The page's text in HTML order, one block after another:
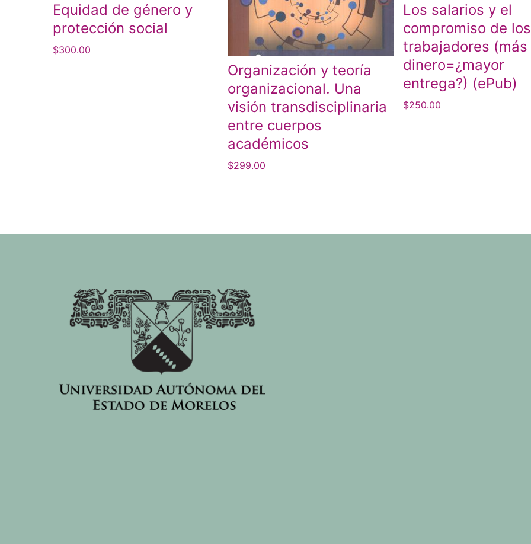
Equidad de género y
protección social
$300.00
Organización y teoría
organizacional. Una
visión transdisciplinaria
entre cuerpos
académicos
$299.00
Los salarios y el
compromiso de los
trabajadores (más
dinero=¿mayor
entrega?) (ePub)
$250.00